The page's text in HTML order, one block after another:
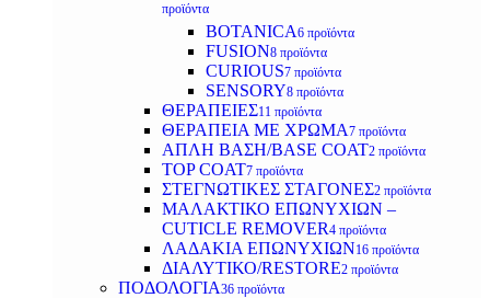
προϊόντα
BOTANICA6 προϊόντα
FUSION8 προϊόντα
CURIOUS7 προϊόντα
SENSORY8 προϊόντα
ΘΕΡΑΠΕΙΕΣ11 προϊόντα
ΘΕΡΑΠΕΙΑ ΜΕ ΧΡΩΜΑ7 προϊόντα
ΑΠΛΗ ΒΑΣΗ/BASE COAT2 προϊόντα
TOP COAT7 προϊόντα
ΣΤΕΓΝΩΤΙΚΕΣ ΣΤΑΓΟΝΕΣ2 προϊόντα
ΜΑΛΑΚΤΙΚΟ ΕΠΩΝΥΧΙΩΝ –
CUTICLE REMOVER4 προϊόντα
ΛΑΔΑΚΙΑ ΕΠΩΝΥΧΙΩΝ16 προϊόντα
ΔΙΑΛΥΤΙΚΟ/RESTORE2 προϊόντα
ΠΟΔΟΛΟΓΙΑ36 προϊόντα